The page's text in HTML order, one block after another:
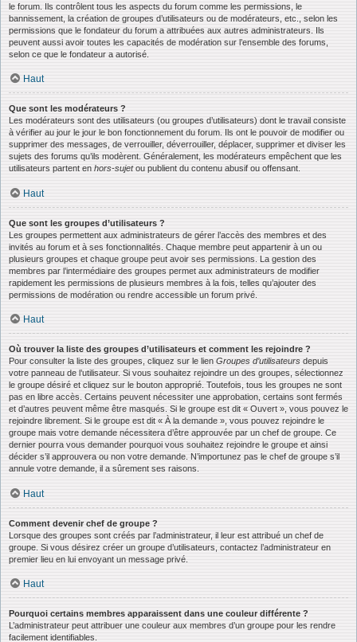
le forum. Ils contrôlent tous les aspects du forum comme les permissions, le
bannissement, la création de groupes d’utilisateurs ou de modérateurs, etc., selon les
permissions que le fondateur du forum a attribuées aux autres administrateurs. Ils
peuvent aussi avoir toutes les capacités de modération sur l’ensemble des forums,
selon ce que le fondateur a autorisé.
Haut
Que sont les modérateurs ?
Les modérateurs sont des utilisateurs (ou groupes d’utilisateurs) dont le travail consiste
à vérifier au jour le jour le bon fonctionnement du forum. Ils ont le pouvoir de modifier ou
supprimer des messages, de verrouiller, déverrouiller, déplacer, supprimer et diviser les
sujets des forums qu’ils modèrent. Généralement, les modérateurs empêchent que les
utilisateurs partent en hors-sujetou publient du contenu abusif ou offensant.
Haut
Que sont les groupes d’utilisateurs ?
Les groupes permettent aux administrateurs de gérer l’accès des membres et des
invités au forum et à ses fonctionnalités. Chaque membre peut appartenir à un ou
plusieurs groupes et chaque groupe peut avoir ses permissions. La gestion des
membres par l’intermédiaire des groupes permet aux administrateurs de modifier
rapidement les permissions de plusieurs membres à la fois, telles qu’ajouter des
permissions de modération ou rendre accessible un forum privé.
Haut
Où trouver la liste des groupes d’utilisateurs et comment les rejoindre ?
Pour consulter la liste des groupes, cliquez sur le lien Groupes d’utilisateurs depuis
votre panneau de l’utilisateur. Si vous souhaitez rejoindre un des groupes, sélectionnez
le groupe désiré et cliquez sur le bouton approprié. Toutefois, tous les groupes ne sont
pas en libre accès. Certains peuvent nécessiter une approbation, certains sont fermés
et d’autres peuvent même être masqués. Si le groupe est dit « Ouvert », vous pouvez le
rejoindre librement. Si le groupe est dit « À la demande », vous pouvez rejoindre le
groupe mais votre demande nécessitera d’être approuvée par un chef de groupe. Ce
dernier pourra vous demander pourquoi vous souhaitez rejoindre le groupe et ainsi
décider s’il approuvera ou non votre demande. N’importunez pas le chef de groupe s’il
annule votre demande, il a sûrement ses raisons.
Haut
Comment devenir chef de groupe ?
Lorsque des groupes sont créés par l’administrateur, il leur est attribué un chef de
groupe. Si vous désirez créer un groupe d’utilisateurs, contactez l’administrateur en
premier lieu en lui envoyant un message privé.
Haut
Pourquoi certains membres apparaissent dans une couleur différente ?
L’administrateur peut attribuer une couleur aux membres d’un groupe pour les rendre
facilement identifiables.